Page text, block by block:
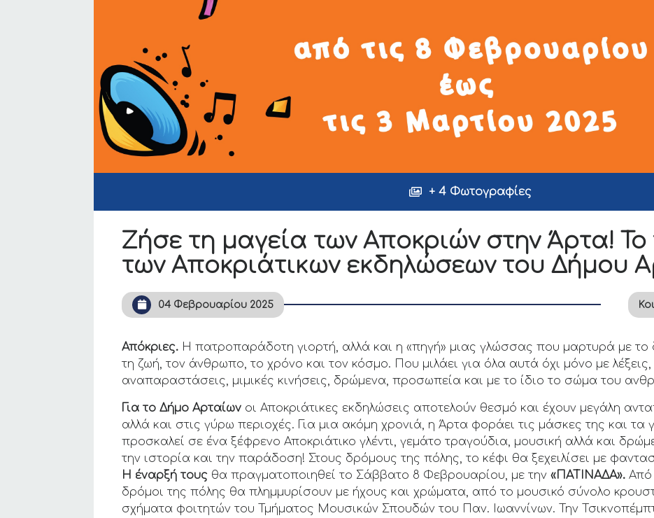
+ 4 Φωτογραφίες
Ζήσε τη μαγεία των Αποκριών στην Άρτα!
των Αποκριάτικων εκδηλώσεων του Δήμου
04 Φεβρουαρίου 2025
Απόκριες. Η πατροπαράδοτη γιορτή, αλλά και η «πηγή» μιας γλώσσας που μαρτυρά με το
τη ζωή, τον άνθρωπο, το χρόνο και τον κόσμο. Που μιλάει για όλα αυτά όχι μόνο με λέξεις,
αναπαραστάσεις, μιμικές κινήσεις, δρώμενα, προσωπεία και με το ίδιο το σώμα του
Για το Δήμο Αρταίων οι Αποκριάτικες εκδηλώσεις αποτελούν θεσμό και έχουν μεγάλη
αλλά και στις γύρω περιοχές. Για μια ακόμη χρονιά, η Άρτα φοράει τις μάσκες της και τα
προσκαλεί σε ένα ξέφρενο Αποκριάτικο γλέντι, γεμάτο τραγούδια, μουσική αλλά και
την ιστορία και την παράδοση! Στους δρόμους της πόλης, το κέφι θα ξεχειλίσει με
Η έναρξή τους θα πραγματοποιηθεί το Σάββατο 8 Φεβρουαρίου, με την«ΠΑΤΙΝΑΔΑ». Από
δρόμοι της πόλης θα πλημμυρίσουν με ήχους και χρώματα, από το μουσικό σύνολο
σχήματα φοιτητών του Τμήματος Μουσικών Σπουδών του Παν. Ιωαννίνων. Την